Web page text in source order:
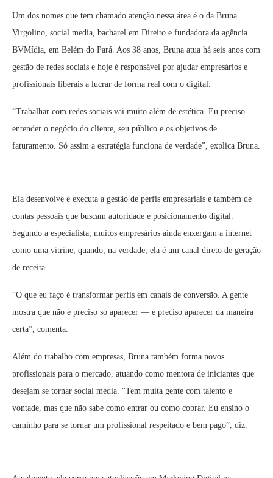
Um dos nomes que tem chamado atenção nessa área é o da Bruna
Virgolino, social media, bacharel em Direito e fundadora da agência
BVMídia, em Belém do Pará. Aos 38 anos, Bruna atua há seis anos com
gestão de redes sociais e hoje é responsável por ajudar empresários e
profissionais liberais a lucrar de forma real com o digital.
“Trabalhar com redes sociais vai muito além de estética. Eu preciso
entender o negócio do cliente, seu público e os objetivos de
faturamento. Só assim a estratégia funciona de verdade”, explica Bruna.
Ela desenvolve e executa a gestão de perfis empresariais e também de
contas pessoais que buscam autoridade e posicionamento digital.
Segundo a especialista, muitos empresários ainda enxergam a internet
como uma vitrine, quando, na verdade, ela é um canal direto de geração
de receita.
“O que eu faço é transformar perfis em canais de conversão. A gente
mostra que não é preciso só aparecer — é preciso aparecer da maneira
certa”, comenta.
Além do trabalho com empresas, Bruna também forma novos
profissionais para o mercado, atuando como mentora de iniciantes que
desejam se tornar social media. “Tem muita gente com talento e
vontade, mas que não sabe como entrar ou como cobrar. Eu ensino o
caminho para se tornar um profissional respeitado e bem pago”, diz.